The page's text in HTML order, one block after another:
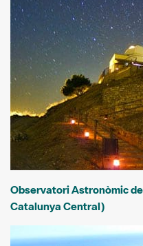
Observatori Astronòmic
Catalunya Central)